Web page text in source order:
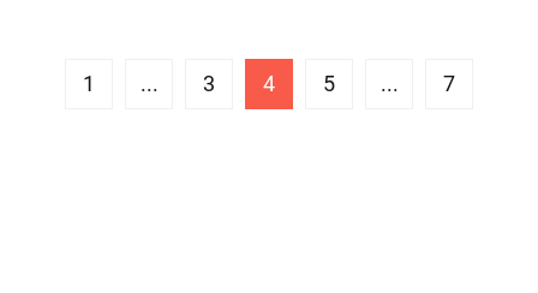
1 ... 3 4 5 ... 7